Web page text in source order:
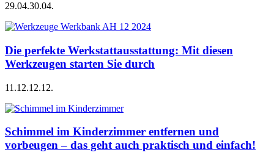
29.04.30.04.
Die perfekte Werkstattausstattung: Mit diesen
Werkzeugen starten Sie durch
11.12.12.12.
Schimmel im Kinderzimmer entfernen und
vorbeugen – das geht auch praktisch und einfach!